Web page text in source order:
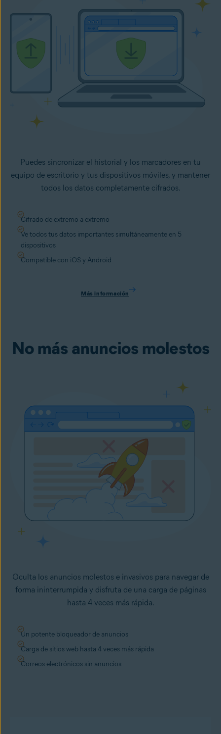
Puedes sincronizar el historial y los marcadores en tu
equipo de escritorio y tus dispositivos móviles, y mantener
todos los datos completamente cifrados.
Cifrado de extremo a extremo
Ve todos tus datos importantes simultáneamente en 5
dispositivos
Compatible con iOS y Android
Más información
No más anuncios molestos
Oculta los anuncios molestos e invasivos para navegar de
forma ininterrumpida y disfruta de una carga de páginas
hasta 4 veces más rápida.
Un potente bloqueador de anuncios
Carga de sitios web hasta 4 veces más rápida
Correos electrónicos sin anuncios